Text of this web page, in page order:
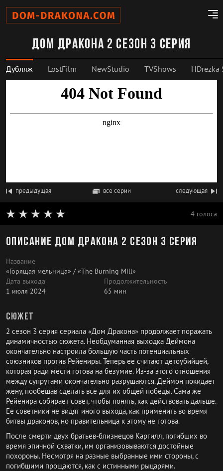
Дом дракона 2 сезон 3 серия
Дубляж LostFilm NewStudio TVShows HDrezka
предыдущая все серии следующая
4 голоса
Описание Дом дракона 2 сезон 3 серия
Название
«Горящая мельница» / «The Burning Mill»
Дата выхода
1 июля 2024
Продолжительность
65 мин
Сюжет
2 сезон 3 серия сериала «Дом Дракона» продолжает поражать
динамичностью сюжета. Необдуманная выходка Деймона
окончательно настроила большую часть потенциальных
союзников против Рейениры. Теперь ее считают детоубийцей,
которая ради мести готова на безумие. Из-за этого отношения
между супругами окончательно разрушаются. Деймон покидает
жену, пообещав сделать все для их общей победы. Сама же
Рейенира собирает совет, чтобы понять, как действовать дальше.
Ее советники не видят иного выхода, как применить во время
битвы драконов, но правительница к этому не готова.
После смерти двух братьев-близнецов Каргилл, погибших во
время эпичной схватки, им организовываются достойные
похороны. Несмотря на разные выбранные ими стороны, с
погибшими прощаются, как с истинными рыцарями.